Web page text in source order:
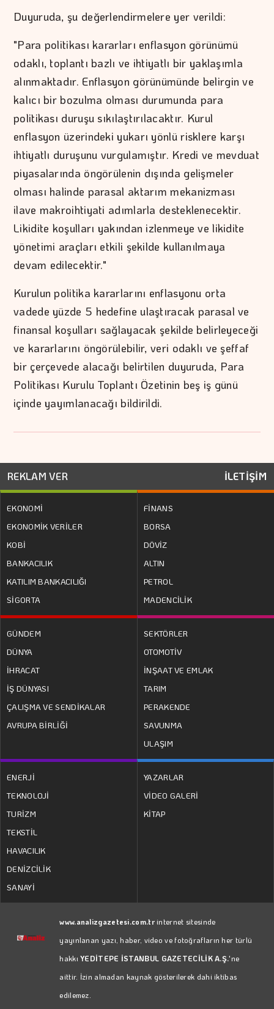
Duyuruda, şu değerlendirmelere yer verildi:
"Para politikası kararları enflasyon görünümü
odaklı, toplantı bazlı ve ihtiyatlı bir yaklaşımla
alınmaktadır. Enflasyon görünümünde belirgin ve
kalıcı bir bozulma olması durumunda para
politikası duruşu sıkılaştırılacaktır. Kurul
enflasyon üzerindeki yukarı yönlü risklere karşı
ihtiyatlı duruşunu vurgulamıştır. Kredi ve mevduat
piyasalarında öngörülenin dışında gelişmeler
olması halinde parasal aktarım mekanizması
ilave makroihtiyati adımlarla desteklenecektir.
Likidite koşulları yakından izlenmeye ve likidite
yönetimi araçları etkili şekilde kullanılmaya
devam edilecektir."
Kurulun politika kararlarını enflasyonu orta
vadede yüzde 5 hedefine ulaştıracak parasal ve
finansal koşulları sağlayacak şekilde belirleyeceği
ve kararlarını öngörülebilir, veri odaklı ve şeffaf
bir çerçevede alacağı belirtilen duyuruda, Para
Politikası Kurulu Toplantı Özetinin beş iş günü
içinde yayımlanacağı bildirildi.
REKLAM VER İLETİŞİM
EKONOMİ
EKONOMİK VERİLER
KOBİ
BANKACILIK
KATILIM BANKACILIĞI
SİGORTA
FİNANS
BORSA
DÖVİZ
ALTIN
PETROL
MADENCİLİK
GÜNDEM
DÜNYA
İHRACAT
İŞ DÜNYASI
ÇALIŞMA VE SENDİKALAR
AVRUPA BİRLİĞİ
SEKTÖRLER
OTOMOTİV
İNŞAAT VE EMLAK
TARIM
PERAKENDE
SAVUNMA
ULAŞIM
ENERJİ
TEKNOLOJİ
TURİZM
TEKSTİL
HAVACILIK
DENİZCİLİK
SANAYİ
YAZARLAR
VİDEO GALERİ
KİTAP
www.analizgazetesi.com.trinternet sitesinde
yayınlanan yazı, haber, video ve fotoğrafların her türlü
hakkıYEDİTEPE İSTANBUL GAZETECİLİK A.Ş.'ne
aittir. İzin almadan kaynak gösterilerek dahi iktibas
edilemez.